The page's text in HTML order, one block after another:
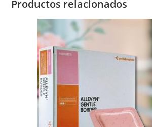
Productos relacionados